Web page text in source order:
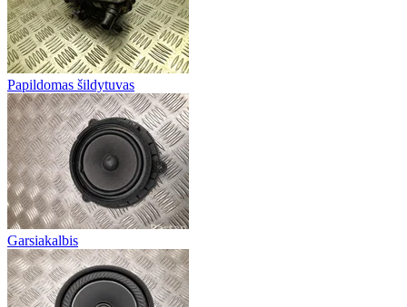
Papildomas šildytuvas
Garsiakalbis